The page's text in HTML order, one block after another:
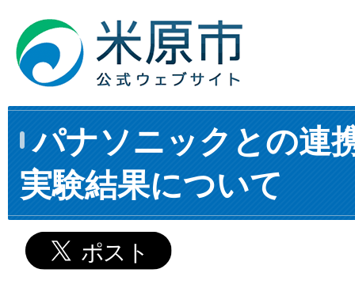
パナソニックとの連
実験結果について